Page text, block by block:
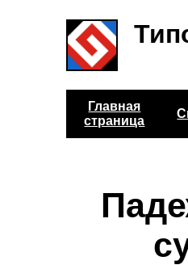
Главная
страница